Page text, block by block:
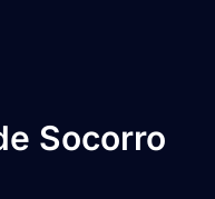
Socorro